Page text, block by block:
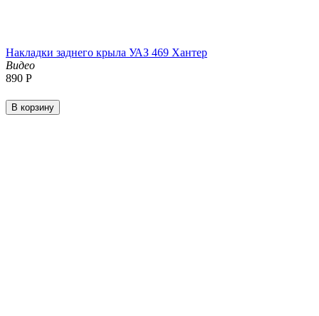
Накладки заднего крыла УАЗ 469 Хантер
Видео
‍890‍ Р
В корзину